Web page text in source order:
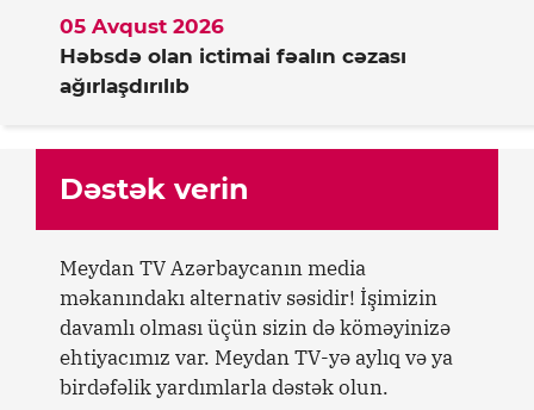
Həbsdə olan ictimai fəalın cəzası
ağırlaşdırılıb
05 Avqust 2026
Dəstək verin
Meydan TV Azərbaycanın media
məkanındakı alternativ səsidir! İşimizin
davamlı olması üçün sizin də köməyinizə
ehtiyacımız var. Meydan TV-yə aylıq və ya
birdəfəlik yardımlarla dəstək olun.